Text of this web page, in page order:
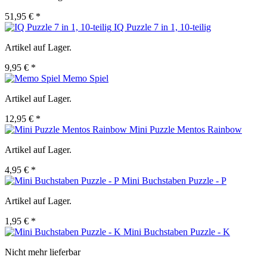
51,95 € *
IQ Puzzle 7 in 1, 10-teilig
Artikel auf Lager.
9,95 € *
Memo Spiel
Artikel auf Lager.
12,95 € *
Mini Puzzle Mentos Rainbow
Artikel auf Lager.
4,95 € *
Mini Buchstaben Puzzle - P
Artikel auf Lager.
1,95 € *
Mini Buchstaben Puzzle - K
Nicht mehr lieferbar